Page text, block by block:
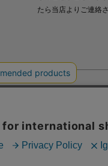
たら当店よりご連絡